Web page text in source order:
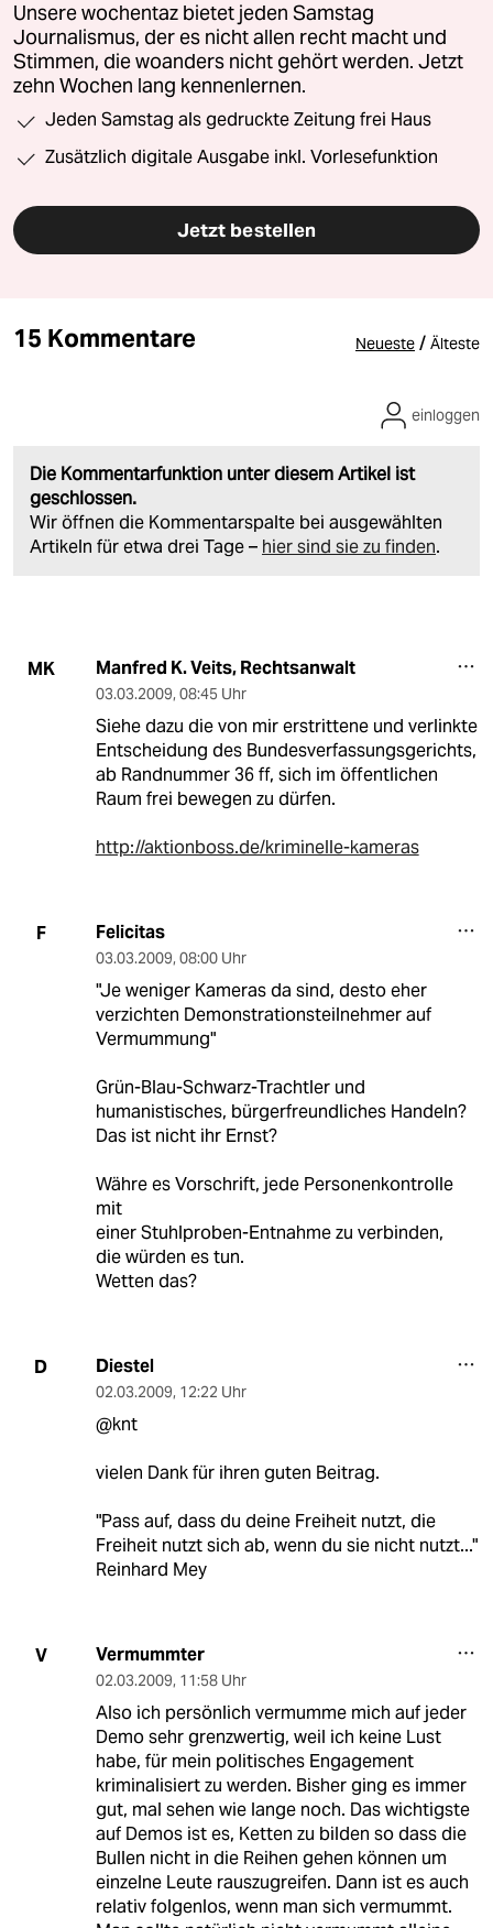
Unsere wochentaz bietet jeden Samstag
Journalismus, der es nicht allen recht macht und
Stimmen, die woanders nicht gehört werden. Jetzt
zehn Wochen lang kennenlernen.
Jeden Samstag als gedruckte Zeitung frei Haus
Zusätzlich digitale Ausgabe inkl. Vorlesefunktion
Jetzt bestellen
15 Kommentare Neueste / Älteste
Die Kommentarfunktion unter diesem Artikel ist
geschlossen.
Wir öffnen die Kommentarspalte bei ausgewählten
Artikeln für etwa drei Tage – hier sind sie zu finden.
einloggen
MK Manfred K. Veits, Rechtsanwalt
03.03.2009, 08:45 Uhr
Siehe dazu die von mir erstrittene und verlinkte
Entscheidung des Bundesverfassungsgerichts,
ab Randnummer 36 ff, sich im öffentlichen
Raum frei bewegen zu dürfen.
http://aktionboss.de/kriminelle-kameras
F Felicitas
03.03.2009, 08:00 Uhr
"Je weniger Kameras da sind, desto eher
verzichten Demonstrationsteilnehmer auf
Vermummung"
Grün-Blau-Schwarz-Trachtler und
humanistisches, bürgerfreundliches Handeln?
Das ist nicht ihr Ernst?
Währe es Vorschrift, jede Personenkontrolle
mit
einer Stuhlproben-Entnahme zu verbinden,
die würden es tun.
Wetten das?
D Diestel
02.03.2009, 12:22 Uhr
@knt
vielen Dank für ihren guten Beitrag.
"Pass auf, dass du deine Freiheit nutzt, die
Freiheit nutzt sich ab, wenn du sie nicht nutzt..."
Reinhard Mey
V Vermummter
02.03.2009, 11:58 Uhr
Also ich persönlich vermumme mich auf jeder
Demo sehr grenzwertig, weil ich keine Lust
habe, für mein politisches Engagement
kriminalisiert zu werden. Bisher ging es immer
gut, mal sehen wie lange noch. Das wichtigste
auf Demos ist es, Ketten zu bilden so dass die
Bullen nicht in die Reihen gehen können um
einzelne Leute rauszugreifen. Dann ist es auch
relativ folgenlos, wenn man sich vermummt.